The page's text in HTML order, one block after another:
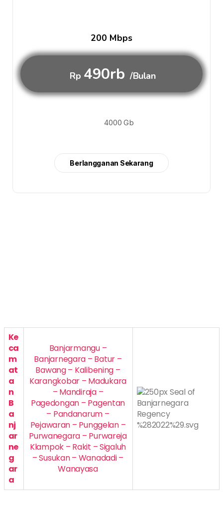
200 Mbps
Rp 490rb /Bulan
4000 Gb
Berlangganan Sekarang
Ke
ca
m
at
a
n
B
a
nj
ar
ne
g
ar
a
Banjarmangu –
Banjarnegara – Batur –
Bawang – Kalibening –
Karangkobar – Madukara
– Mandiraja –
Pagedongan – Pagentan
– Pandanarum –
Pejawaran – Punggelan –
Purwanegara – Purwareja
Klampok – Rakit – Sigaluh
– Susukan – Wanadadi –
Wanayasa